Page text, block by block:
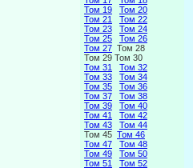
Том 19
Том 20
Том 21
Том 22
Том 23
Том 24
Том 25
Том 26
Том 27 Том 28
Том 29 Том 30
Том 31
Том 32
Том 33
Том 34
Том 35
Том 36
Том 37
Том 38
Том 39
Том 40
Том 41
Том 42
Том 43
Том 44
Том 45 Том 46
Том 47
Том 48
Том 49
Том 50
Том 51
Том 52